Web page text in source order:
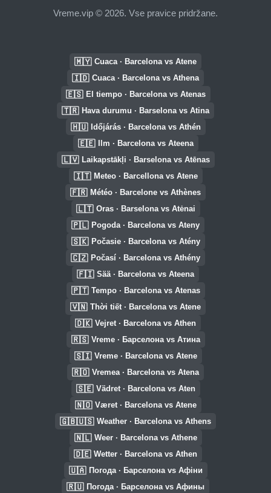
Vreme.vip © 2026. Vse pravice pridržane.
🇲🇾 Cuaca · Barcelona vs Atene
🇮🇩 Cuaca · Barcelona vs Athena
🇪🇸 El tiempo · Barcelona vs Atenas
🇹🇷 Hava durumu · Barselona vs Atina
🇭🇺 Időjárás · Barcelona vs Athén
🇪🇪 Ilm · Barcelona vs Ateena
🇱🇻 Laikapstākļi · Barselona vs Atēnas
🇮🇹 Meteo · Barcellona vs Atene
🇫🇷 Météo · Barcelone vs Athènes
🇱🇹 Oras · Barselona vs Atėnai
🇵🇱 Pogoda · Barcelona vs Ateny
🇸🇰 Počasie · Barcelona vs Atény
🇨🇿 Počasí · Barcelona vs Athény
🇫🇮 Sää · Barcelona vs Ateena
🇵🇹 Tempo · Barcelona vs Atenas
🇻🇳 Thời tiết · Barcelona vs Atene
🇩🇰 Vejret · Barcelona vs Athen
🇷🇸 Vreme · Барселона vs Атина
🇸🇮 Vreme · Barcelona vs Atene
🇷🇴 Vremea · Barcelona vs Atena
🇸🇪 Vädret · Barcelona vs Aten
🇳🇴 Været · Barcelona vs Atene
🇬🇧🇺🇸 Weather · Barcelona vs Athens
🇳🇱 Weer · Barcelona vs Athene
🇩🇪 Wetter · Barcelona vs Athen
🇺🇦 Погода · Барселона vs Афіни
🇷🇺 Погода · Барселона vs Афины